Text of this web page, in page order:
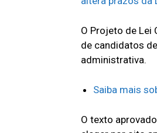
O Projeto de Lei
de candidatos
administrativa.
Saiba mais
O texto